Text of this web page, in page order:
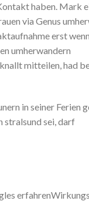
haben. Mark
via Genus
erst
umherwandern
mitteilen, had
in seiner Ferien
stralsund sei, darf